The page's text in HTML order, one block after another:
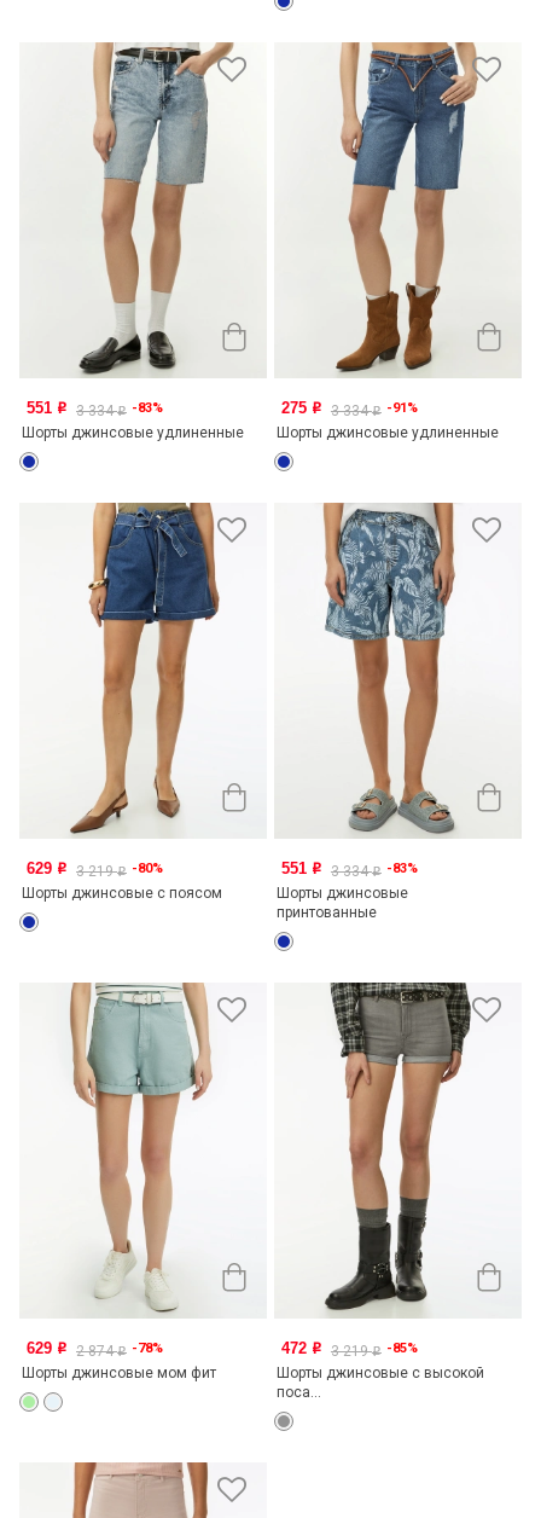
551 o 3 334o -83%
Шорты джинсовые удлиненные
275 o 3 334o -91%
Шорты джинсовые удлиненные
629 o 3 219o -80%
Шорты джинсовые с поясом
551 o 3 334o -83%
Шорты джинсовые
принтованные
629 o 2 874o -78%
Шорты джинсовые мом фит
472 o 3 219o -85%
Шорты джинсовые с высокой
поса...